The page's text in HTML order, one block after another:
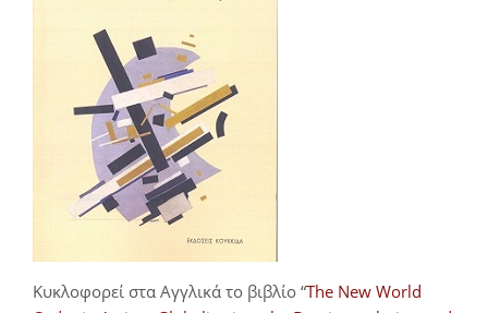
Κυκλοφορεί στα Αγγλικά το βιβλίο “The New World